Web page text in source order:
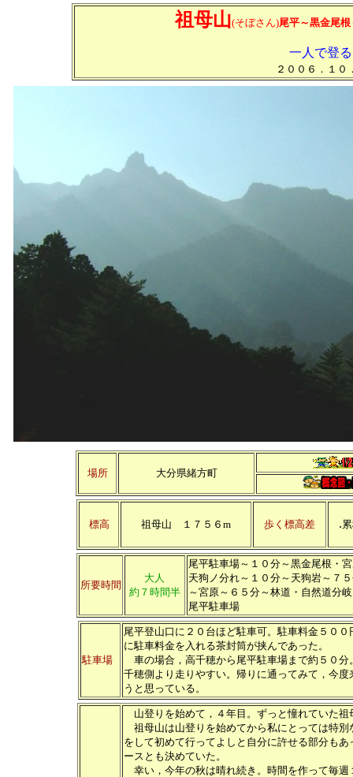
祖母山(そぼさん)尾平～黒金尾
一人で登る
２００６．１０
場所 大分県緒方町
標高 祖母山 １７５６m 歩く標高差 .
所要時間
大人
約７時間半
尾平駐車場～１０分～黒金尾根・
天狗ノ分れ～１０分～天狗岩～７
～宮原～６５分～林道・自然道分
尾平駐車場
駐車場
尾平登山口に２０台ほど駐車可。駐車料金５０
に駐車料金を入れる茶封筒が挟んであった。
車の場合，高千穂から尾平駐車場まで約５０
千穂側より走りやすい。帰りに通ってみて，今
うと思っている。
山登りを始めて，４年目。ずっと憧れていた
祖母山は山登りを始めてから私にとっては特
をして初めて行ってよしと自分に許せる部分も
ースとも決めていた。
幸い，今年の秋は晴れ続き。時間を作って毎